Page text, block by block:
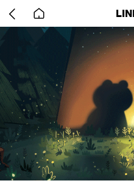
back
to
home